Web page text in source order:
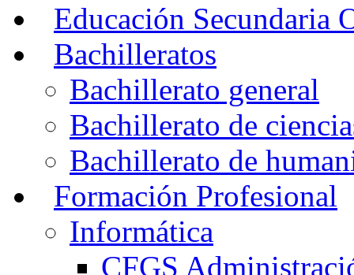
Educación Secundaria
Bachilleratos
Bachillerato general
Bachillerato de
Bachillerato de
Formación Profesional
Informática
CFGS